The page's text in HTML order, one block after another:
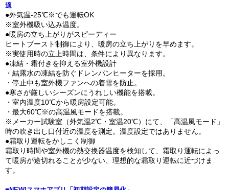
適
●外気温-25℃※でも運転OK
※室外機吸い込み温度。
●暖房の立ち上がりがスピーディー
ヒートブースト制御により、暖房の立ち上がりを早めます。
※実使用時の立上時間は、条件により異なります。
●凍結・霜付きを抑える室外機設計
・結露水の凍結を防ぐドレンパンヒーターを採用。
・停止中も室外機ファンへの着雪を防止。
●寒さが厳しいシーズンにうれしい機能を搭載。
・室内温度10℃から暖房設定可能。
・最大60℃※の高温風モードを搭載。
※メーカー試験室（外気温2℃・室温20℃）にて、「高温風モード」
時の吹き出し口付近の温度を測定。温度設定ではありません。
●霜取り運転をかしこく制御
霜取り時間や室外機の熱交換器温度を検知して、霜取り運転によっ
て暖房が途切れることが少ない、理想的な霜取り運転に近づけま
す。